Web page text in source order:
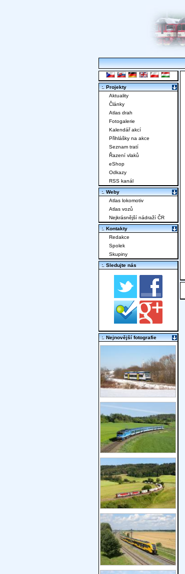
:. Projekty
Aktuality
Články
Atlas drah
Fotogalerie
Kalendář akcí
Přihlášky na akce
Seznam tratí
Řazení vlaků
eShop
Odkazy
RSS kanál
:. Weby
Atlas lokomotiv
Atlas vozů
Nejkrásnější nádraží ČR
:. Kontakty
Redakce
Spolek
Skupiny
:. Sledujte nás
:. Nejnovější fotografie